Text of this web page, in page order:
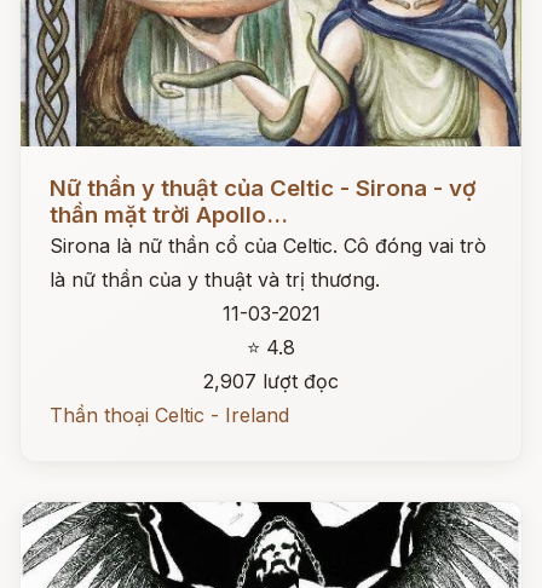
Nữ thần y thuật của Celtic - Sirona - vợ
thần mặt trời Apollo...
Sirona là nữ thần cổ của Celtic. Cô đóng vai trò
là nữ thần của y thuật và trị thương.
11-03-2021
⭐ 4.8
2,907 lượt đọc
Thần thoại Celtic - Ireland